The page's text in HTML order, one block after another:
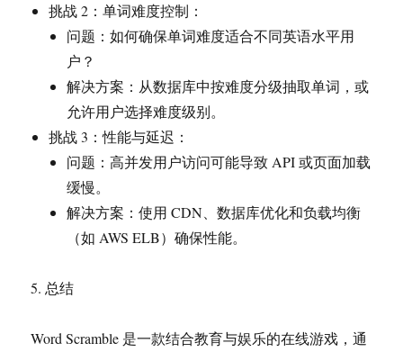
挑战 2：单词难度控制：
问题：如何确保单词难度适合不同英语水平用
户？
解决方案：从数据库中按难度分级抽取单词，或
允许用户选择难度级别。
挑战 3：性能与延迟：
问题：高并发用户访问可能导致 API 或页面加载
缓慢。
解决方案：使用 CDN、数据库优化和负载均衡
（如 AWS ELB）确保性能。
5. 总结
Word Scramble 是一款结合教育与娱乐的在线游戏，通